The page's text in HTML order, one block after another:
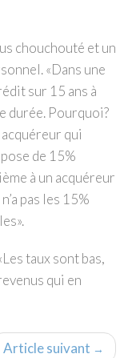
chouchouté et un
«Dans une
sur 15 ans à
durée. Pourquoi?
qui
de 15%
à un acquéreur
pas les 15%
taux sont bas,
qui en
Article suivant →